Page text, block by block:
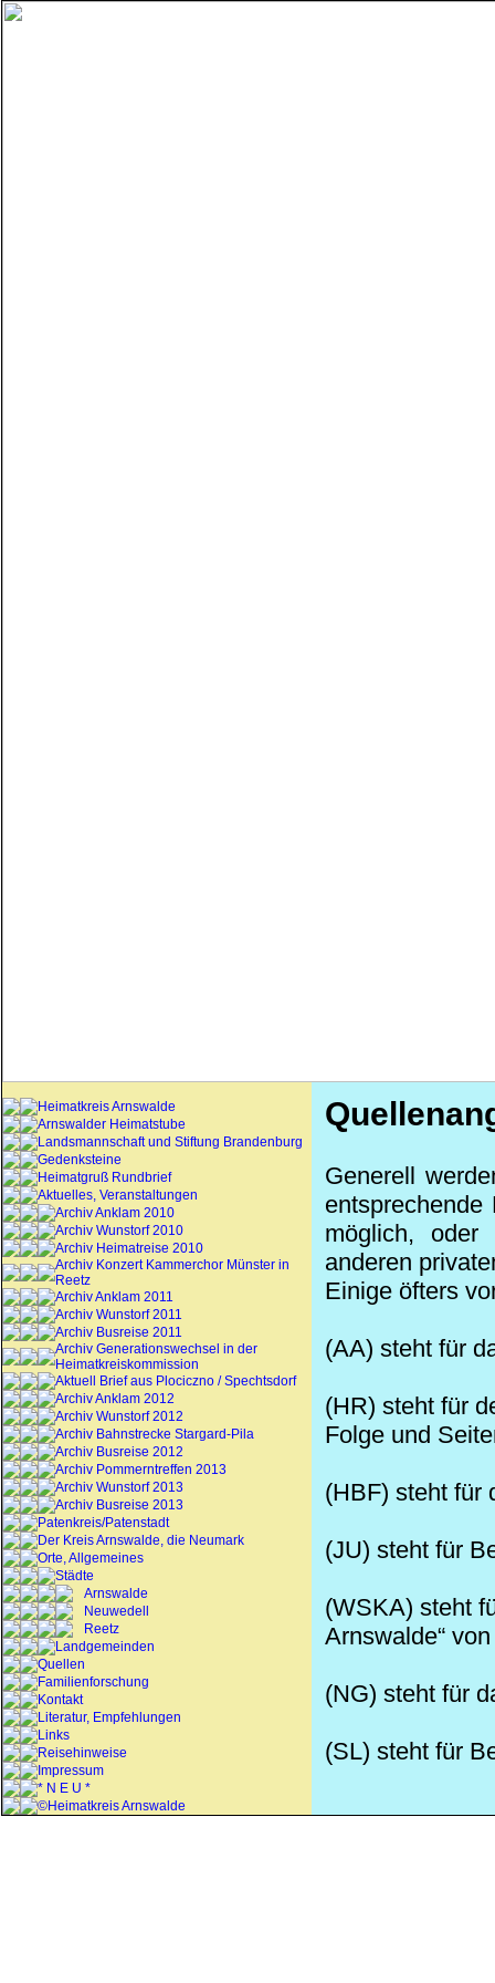
Heimatkreis Arnswalde
Arnswalder Heimatstube
Landsmannschaft und Stiftung Brandenburg
Gedenksteine
Heimatgruß Rundbrief
Aktuelles, Veranstaltungen
Archiv Anklam 2010
Archiv Wunstorf 2010
Archiv Heimatreise 2010
Archiv Konzert Kammerchor Münster in
Reetz
Archiv Anklam 2011
Archiv Wunstorf 2011
Archiv Busreise 2011
Archiv Generationswechsel in der
Heimatkreiskommission
Aktuell Brief aus Plociczno / Spechtsdorf
Archiv Anklam 2012
Archiv Wunstorf 2012
Archiv Bahnstrecke Stargard-Pila
Archiv Busreise 2012
Archiv Pommerntreffen 2013
Archiv Wunstorf 2013
Archiv Busreise 2013
Patenkreis/Patenstadt
Der Kreis Arnswalde, die Neumark
Orte, Allgemeines
Städte
Arnswalde
Neuwedell
Reetz
Landgemeinden
Quellen
Familienforschung
Kontakt
Literatur, Empfehlungen
Links
Reisehinweise
Impressum
* N E U *
©Heimatkreis Arnswalde
Generell
möglich, oder
anderen
Einige öfters
(AA) steht für
(HR) steht für
Folge und
(HBF) steht für
(JU) steht für
(WSKA) steht
Arnswalde“
(NG) steht für
(SL) steht für